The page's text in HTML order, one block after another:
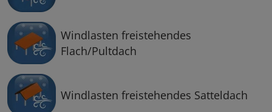
Windlasten freistehendes
Flach/Pultdach
Windlasten freistehendes Satteldach